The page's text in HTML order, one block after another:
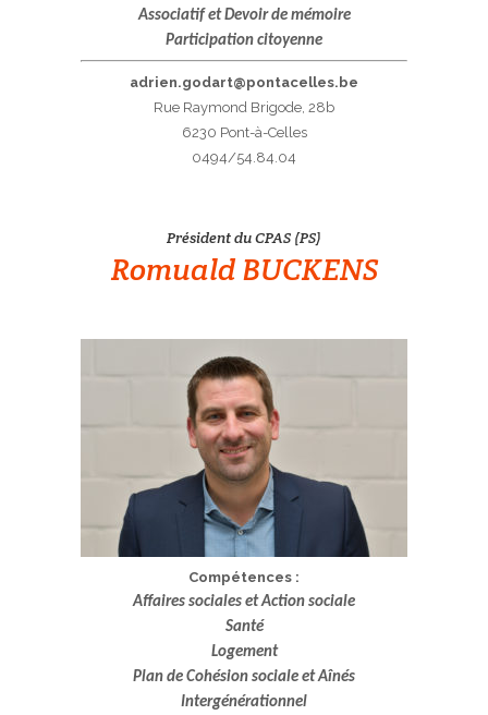
Associatif et Devoir de mémoire
Participation citoyenne
adrien.godart@pontacelles.be
Rue Raymond Brigode, 28b
6230 Pont-à-Celles
0494/54.84.04
Président du CPAS (PS)
Romuald BUCKENS
Compétences :
Affaires sociales et Action sociale
Santé
Logement
Plan de Cohésion sociale et Aînés
Intergénérationnel